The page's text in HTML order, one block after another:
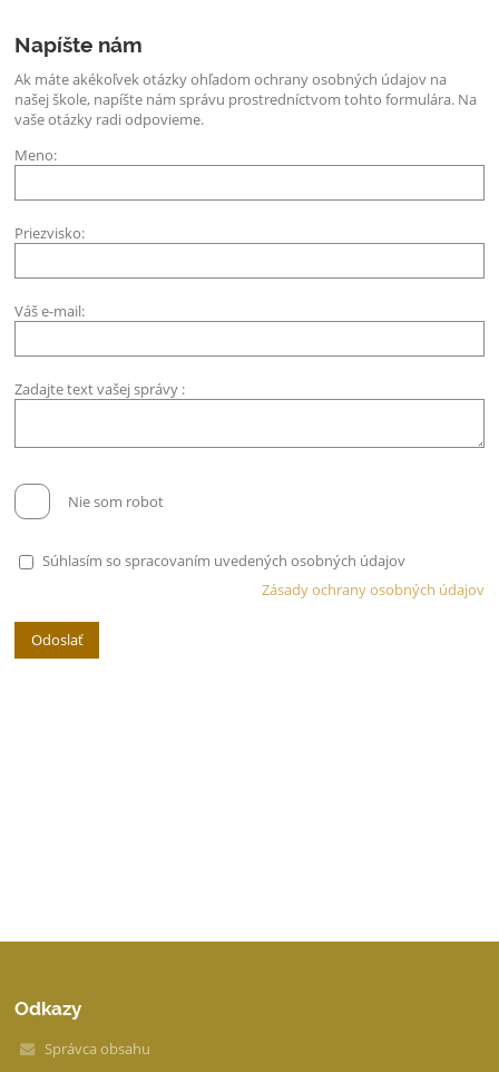
Napíšte nám
Ak máte akékoľvek otázky ohľadom ochrany osobných údajov na
našej škole, napíšte nám správu prostredníctvom tohto formulára. Na
vaše otázky radi odpovieme.
Meno:
Priezvisko:
Váš e-mail:
Zadajte text vašej správy :
Nie som robot
Súhlasím so spracovaním uvedených osobných údajov
Zásady ochrany osobných údajov
Odkazy
Správca obsahu